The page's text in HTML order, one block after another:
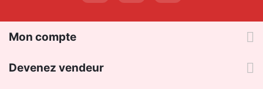
Mon compte
Devenez vendeur